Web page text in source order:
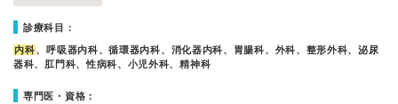
診療科目：
内科、呼吸器内科、循環器内科、消化器内科、胃腸科、外科、整形外科、泌尿
器科、肛門科、性病科、小児外科、精神科
専門医・資格：